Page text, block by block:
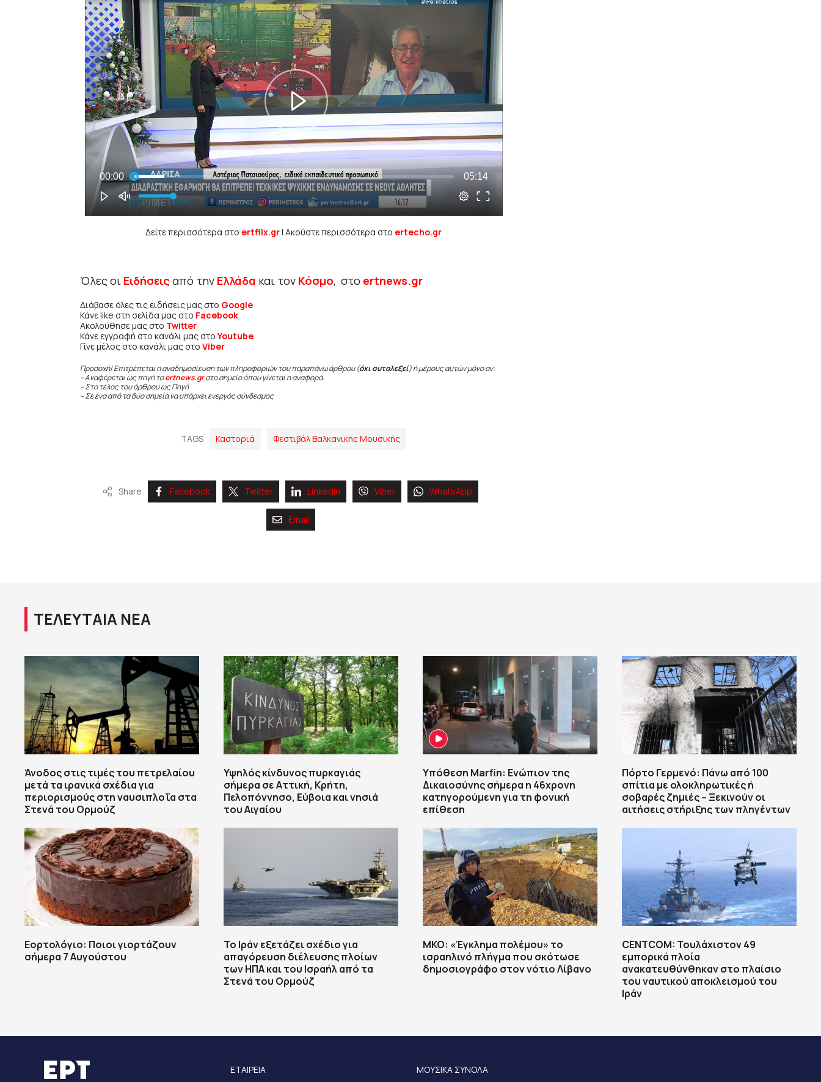
Δείτε περισσότερα στο ertflix.gr| Ακούστε περισσότερα στο ertecho.gr
Όλες οι Ειδήσεις από την Ελλάδα και τον Κόσμο, στο ertnews.gr
Διάβασε όλες τις ειδήσεις μας στο Google
Κάνε like στη σελίδα μας στο Facebook
Ακολούθησε μας στο Twitter
Κάνε εγγραφή στο κανάλι μας στοYoutube
Γίνε μέλος στο κανάλι μας στο Viber
Προσοχή! Επιτρέπεται η αναδημοσίευση των πληροφοριών του παραπάνω άρθρου (όχι αυτολεξεί) ή μέρους αυτών μόνο αν:
– Αναφέρεται ως πηγή τοertnews.gr στο σημείο όπου γίνεται η αναφορά.
– Στο τέλος του άρθρου ως Πηγή
– Σε ένα από τα δύο σημεία να υπάρχει ενεργός σύνδεσμος
TAGS Καστοριά Φεστιβάλ Βαλκανικής Μουσικής
Share Facebook Twitter Linkedin Viber WhatsApp
Email
ΤΕΛΕΥΤΑΙΑ ΝΕΑ
Άνοδος στις τιμές του πετρελαίου
μετά τα ιρανικά σχέδια για
περιορισμούς στη ναυσιπλοΐα στα
Στενά του Ορμούζ
Εορτολόγιο: Ποιοι γιορτάζουν
σήμερα 7 Αυγούστου
Υψηλός κίνδυνος πυρκαγιάς
σήμερα σε Αττική, Κρήτη,
Πελοπόννησο, Εύβοια και νησιά
του Αιγαίου
Το Ιράν εξετάζει σχέδιο για
απαγόρευση διέλευσης πλοίων
των ΗΠΑ και του Ισραήλ από τα
Στενά του Ορμούζ
Υπόθεση Marfin: Ενώπιον της
Δικαιοσύνης σήμερα η 46χρονη
κατηγορούμενη για τη φονική
επίθεση
ΜΚΟ: «Έγκλημα πολέμου» το
ισραηλινό πλήγμα που σκότωσε
δημοσιογράφο στον νότιο Λίβανο
Πόρτο Γερμενό: Πάνω από 100
σπίτια με ολοκληρωτικές ή
σοβαρές ζημιές – Ξεκινούν οι
αιτήσεις στήριξης των πληγέντων
CENTCOM: Τουλάχιστον 49
εμπορικά πλοία
ανακατευθύνθηκαν στο πλαίσιο
του ναυτικού αποκλεισμού του
Ιράν
ΕΤΑΙΡΕΙΑ ΜΟΥΣΙΚΑ ΣΥΝΟΛΑ